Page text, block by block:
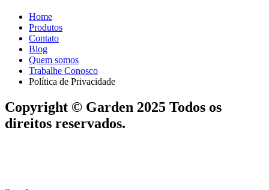
Home
Produtos
Contato
Blog
Quem somos
Trabalhe Conosco
Política de Privacidade
Copyright © Garden 2025 Todos os
direitos reservados.